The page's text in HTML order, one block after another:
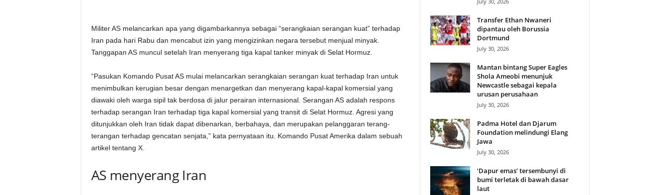
Militer AS melancarkan apa yang digambarkannya sebagai “serangkaian serangan kuat” terhadap
Iran pada hari Rabu dan mencabut izin yang mengizinkan negara tersebut menjual minyak.
Tanggapan AS muncul setelah Iran menyerang tiga kapal tanker minyak di Selat Hormuz.
“Pasukan Komando Pusat AS mulai melancarkan serangkaian serangan kuat terhadap Iran untuk
menimbulkan kerugian besar dengan menargetkan dan menyerang kapal-kapal komersial yang
diawaki oleh warga sipil tak berdosa di jalur perairan internasional. Serangan AS adalah respons
terhadap serangan Iran terhadap tiga kapal komersial yang transit di Selat Hormuz. Agresi yang
ditunjukkan oleh Iran tidak dapat dibenarkan, berbahaya, dan merupakan pelanggaran terang-
terangan terhadap gencatan senjata,” kata pernyataan itu. Komando Pusat Amerika dalam sebuah
artikel tentang X.
AS menyerang Iran
Transfer Ethan Nwaneri
dipantau oleh Borussia
Dortmund
July 30, 2026
Mantan bintang Super Eagles
Shola Ameobi menunjuk
Newcastle sebagai kepala
urusan perusahaan
July 30, 2026
Padma Hotel dan Djarum
Foundation melindungi Elang
Jawa
July 30, 2026
‘Dapur emas’ tersembunyi di
bumi terletak di bawah dasar
laut